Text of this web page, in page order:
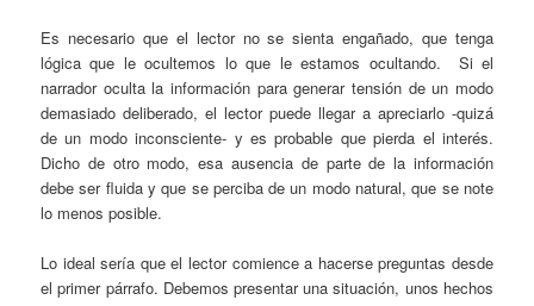
Es necesario que el lector no se sienta engañado, que tenga
lógica que le ocultemos lo que le estamos ocultando. Si el
narrador oculta la información para generar tensión de un modo
demasiado deliberado, el lector puede llegar a apreciarlo -quizá
de un modo inconsciente- y es probable que pierda el interés.
Dicho de otro modo, esa ausencia de parte de la información
debe ser fluida y que se perciba de un modo natural, que se note
lo menos posible.
Lo ideal sería que el lector comience a hacerse preguntas desde
el primer párrafo. Debemos presentar una situación, unos hechos